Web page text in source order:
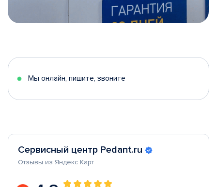
5
Мы онлайн, пишите, звоните
Сервисный центр Pedant.ru
Отзывы из Яндекс Карт